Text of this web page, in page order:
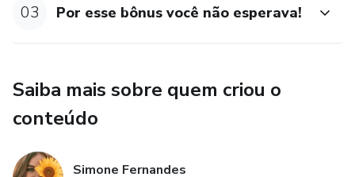
03 Por esse bônus você não esperava!
Saiba mais sobre quem criou o
conteúdo
Simone Fernandes